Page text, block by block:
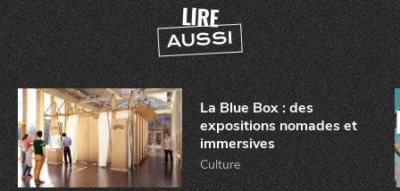
LIRE
AUSSI
La Blue Box : des
expositions nomades et
immersives
Culture
CHTITE